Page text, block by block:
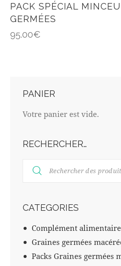
PACK SPÉCIAL
GERMÉES
95.00€
PANIER
Votre panier est vide.
RECHERCHER…
CATEGORIES
Complément alimentaire
Graines germées
Packs Graines germées